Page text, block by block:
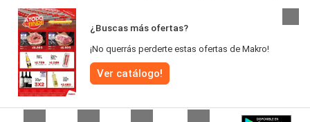
¿Buscas más ofertas?
¡No querrás perderte estas ofertas de Makro!
Ver catálogo!
el ambiente.
Se reservan todos los derechos © Catalogosofertas.com.ar 2026 |
legal|Términos y condiciones